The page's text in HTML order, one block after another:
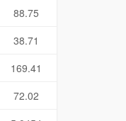
88.75
38.71
169.41
72.02